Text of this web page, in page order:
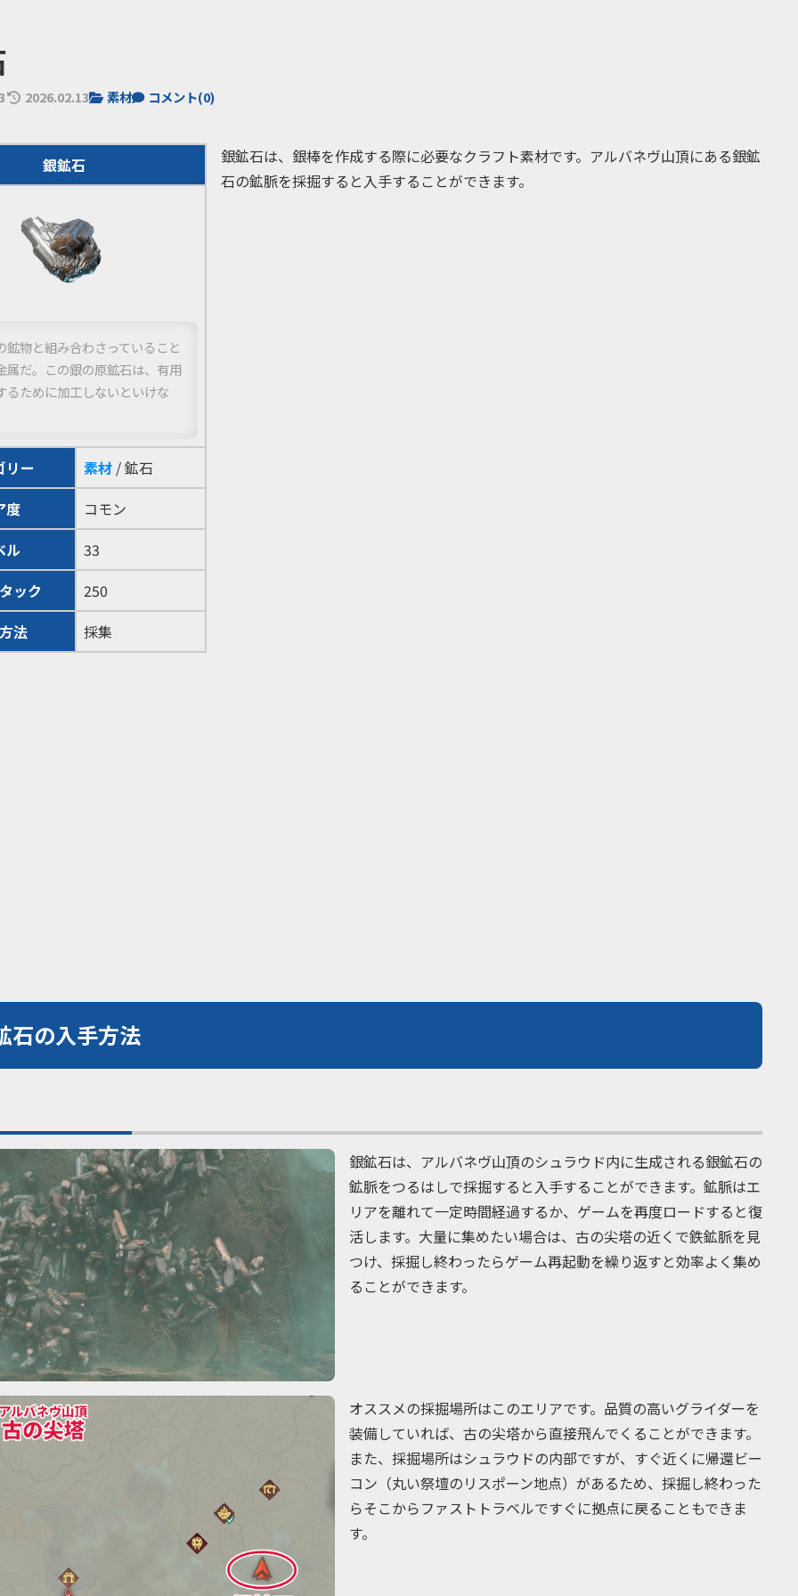
2026.02.13 素材 コメント(0)
銀鉱石
鉱物と組み合わさっていること
属だ。この銀の原鉱石は、有用
るために加工しないといけな
リー 素材 / 鉱石
度
コモン
ル
33
ック
250
法
採集
銀鉱石は、銀棒を作成する際に必要なクラフト素材です。アルバネヴ山頂にある銀鉱
石の鉱脈を採掘すると入手することができます。
石の入手方法
銀鉱石は、アルバネヴ山頂のシュラウド内に生成される銀鉱石の
鉱脈をつるはしで採掘すると入手することができます。鉱脈はエ
リアを離れて一定時間経過するか、ゲームを再度ロードすると復
活します。大量に集めたい場合は、古の尖塔の近くで鉄鉱脈を見
つけ、採掘し終わったらゲーム再起動を繰り返すと効率よく集め
ることができます。
オススメの採掘場所はこのエリアです。品質の高いグライダーを
装備していれば、古の尖塔から直接飛んでくることができます。
また、採掘場所はシュラウドの内部ですが、すぐ近くに帰還ビー
コン（丸い祭壇のリスポーン地点）があるため、採掘し終わった
らそこからファストトラベルですぐに拠点に戻ることもできま
す。